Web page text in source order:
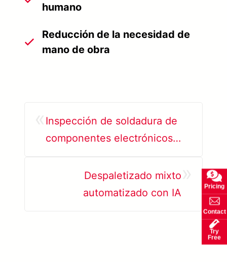
humano
Reducción de la necesidad de
mano de obra
Inspección de soldadura de
componentes electrónicos
Despaletizado mixto
automatizado con IA
Pricing
Contact
Try
Free